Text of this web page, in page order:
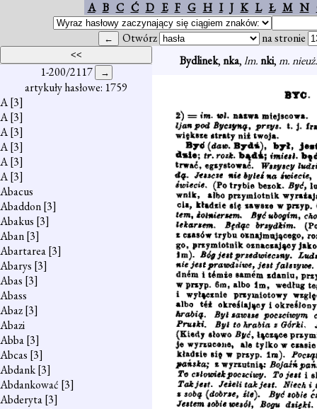
A B C Ć D E F G H I J K L Ł M N
Otwórz na stronie
1-200/2117
artykuły hasłowe: 1759
A[3]
A[3]
A[3]
A[3]
A[3]
A[3]
Abacus
Abaddon[3]
Abakus [3]
Aban[3]
Abartarea[3]
Abarys [3]
Abas [3]
Abass
Abaz[3]
Abazi
Abba[3]
Abcas [3]
Abdank[3]
Abdankować [3]
Abderyta[3]
Bydlinek,nka,lm.nki,m.